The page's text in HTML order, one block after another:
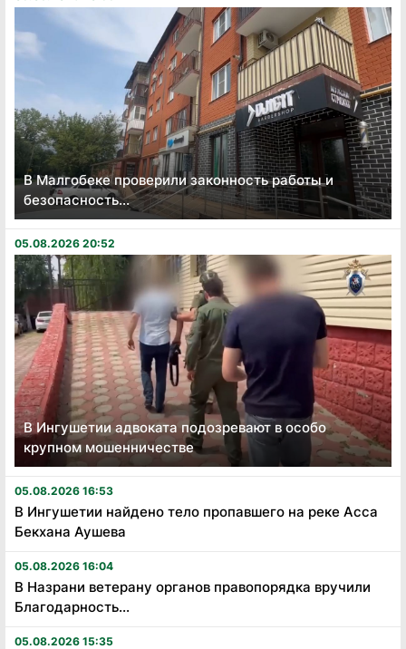
В Малгобеке проверили законность работы и
безопасность...
05.08.2026 20:52
В Ингушетии адвоката подозревают в особо
крупном мошенничестве
05.08.2026 16:53
В Ингушетии найдено тело пропавшего на реке Асса
Бекхана Аушева
05.08.2026 16:04
В Назрани ветерану органов правопорядка вручили
Благодарность...
05.08.2026 15:35